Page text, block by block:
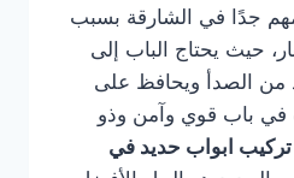
جدًا في الشارقة بسبب
حيث يحتاج الباب إلى
من الصدأ ويحافظ على
باب قوي وآمن وذو
تركيب ابواب حديد في